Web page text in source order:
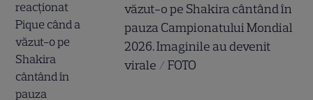
văzut-o pe Shakira cântând în
pauza Campionatului Mondial
2026. Imaginile au devenit
virale / FOTO